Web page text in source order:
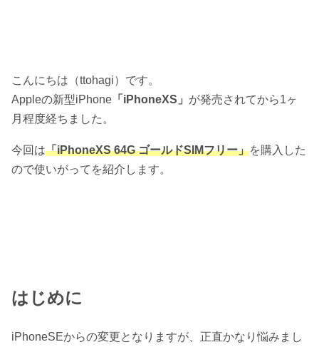
こんにちは（ttohagi）です。
Appleの新型iPhone 「iPhoneXS」 が発売されてから1ヶ
月程度経ちました。
今回は「iPhoneXS 64G ゴールドSIMフリー」を購入した
ので使いがってを紹介します。
はじめに
iPhoneSEからの変更となりますが、正直かなり悩みまし